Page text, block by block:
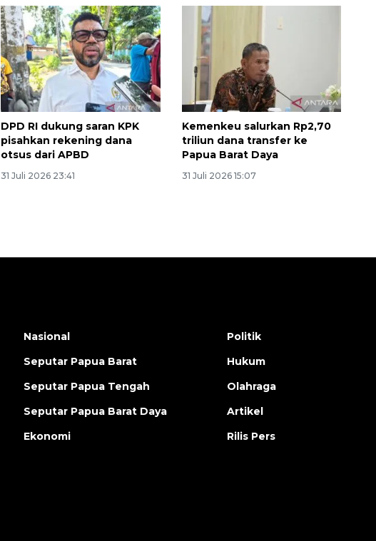
DPD RI dukung saran KPK
pisahkan rekening dana
otsus dari APBD
31 Juli 2026 23:41
Kemenkeu salurkan Rp2,70
triliun dana transfer ke
Papua Barat Daya
31 Juli 2026 15:07
Memberantas kejahatan
jalanan Jakarta
2026-08-05 18:00:00
Nasional
Seputar Papua Barat
Seputar Papua Tengah
Seputar Papua Barat Daya
Ekonomi
Politik
Hukum
Olahraga
Artikel
Rilis Pers